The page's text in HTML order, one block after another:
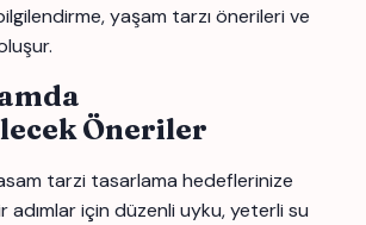
yaşam tarzı önerileri ve
Öneriler
tarzi tasarlama hedeflerinize
adımlar için düzenli uyku, yeterli su